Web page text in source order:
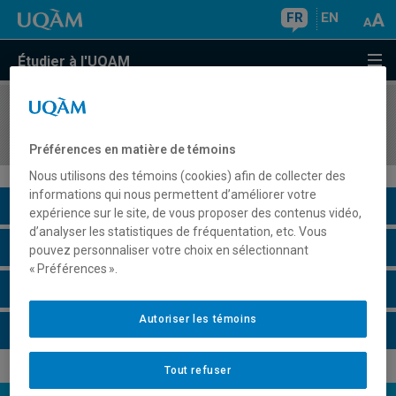
FR EN
Étudier à l'UQAM
COURS//
Description du cours
Horaire - Été 2026
Préférences en matière de témoins
Nous utilisons des témoins (cookies) afin de collecter des
informations qui nous permettent d’améliorer votre
expérience sur le site, de vous proposer des contenus vidéo,
d’analyser les statistiques de fréquentation, etc. Vous
pouvez personnaliser votre choix en sélectionnant
« Préférences ».
Tout refuser
Autoriser les témoins